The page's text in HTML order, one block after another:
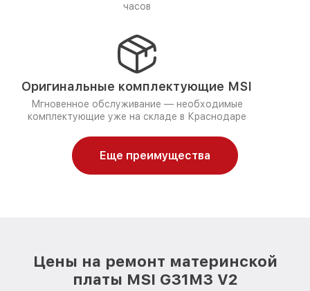
часов
Оригинальные комплектующие MSI
Мгновенное обслуживание — необходимые
комплектующие уже на складе в Краснодаре
Еще преимущества
Цены на ремонт материнской
платы MSI G31M3 V2